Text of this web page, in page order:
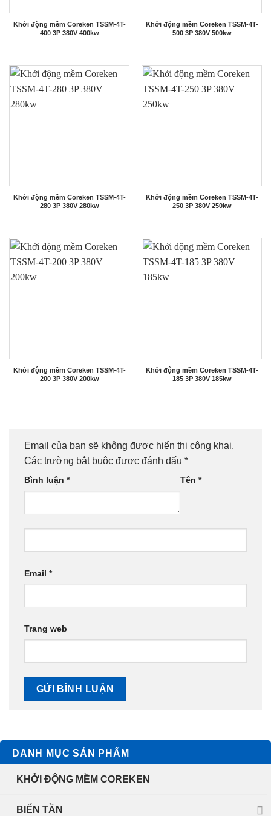
Khởi động mềm Coreken TSSM-4T-
400 3P 380V 400kw
Khởi động mềm Coreken TSSM-4T-
500 3P 380V 500kw
Khởi động mềm Coreken TSSM-4T-
280 3P 380V 280kw
Khởi động mềm Coreken TSSM-4T-
250 3P 380V 250kw
Khởi động mềm Coreken TSSM-4T-
200 3P 380V 200kw
Khởi động mềm Coreken TSSM-4T-
185 3P 380V 185kw
Email của bạn sẽ không được hiển thị công khai.
Các trường bắt buộc được đánh dấu *
Bình luận * Tên *
Email *
Trang web
DANH MỤC SẢN PHẨM
KHỞI ĐỘNG MỀM COREKEN
BIẾN TẦN